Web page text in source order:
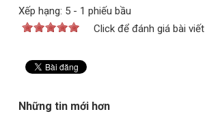
Xếp hạng: 5 - 1 phiếu bầu
Click để đánh giá bài viết
Những tin mới hơn